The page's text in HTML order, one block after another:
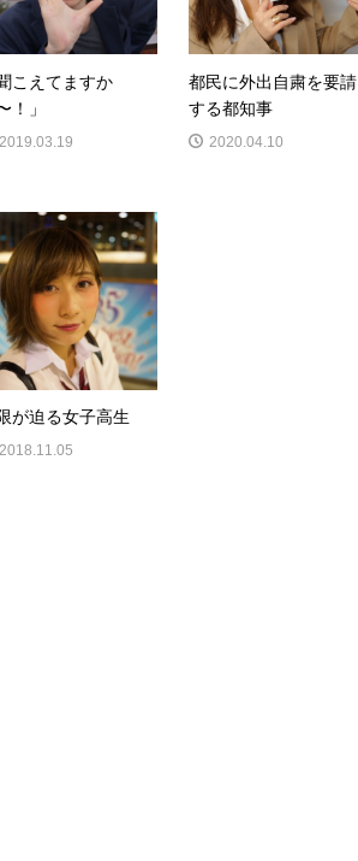
聞こえてますか
！」
2019.03.19
都民に外出自粛を要請
する都知事
2020.04.10
が迫る女子高生
2018.11.05